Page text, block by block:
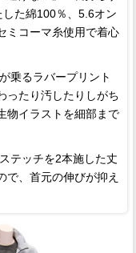
た綿100％、5.6オン
ミコーマ糸使用で着心
乗るラバープリント
ったり汚したりしがち
物イラストを細部まで
テッチを2本施した丈
で、首元の伸びが抑え